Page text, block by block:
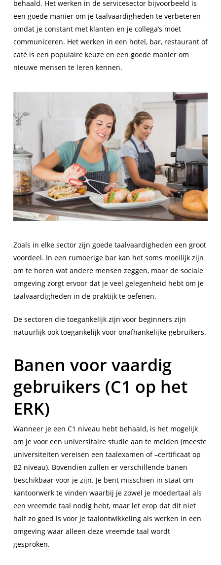
behaald. Het werken in de servicesector bijvoorbeeld is
een goede manier om je taalvaardigheden te verbeteren
omdat je constant met klanten en je collega’s moet
communiceren. Het werken in een hotel, bar, restaurant of
café is een populaire keuze en een goede manier om
nieuwe mensen te leren kennen.
Zoals in elke sector zijn goede taalvaardigheden een groot
voordeel. In een rumoerige bar kan het soms moeilijk zijn
om te horen wat andere mensen zeggen, maar de sociale
omgeving zorgt ervoor dat je veel gelegenheid hebt om je
taalvaardigheden in de praktijk te oefenen.
De sectoren die toegankelijk zijn voor beginners zijn
natuurlijk ook toegankelijk voor onafhankelijke gebruikers.
Banen voor vaardig
gebruikers (C1 op het
ERK)
Wanneer je een C1 niveau hebt behaald, is het mogelijk
om je voor een universitaire studie aan te melden (meeste
universiteiten vereisen een taalexamen of –certificaat op
B2 niveau). Bovendien zullen er verschillende banen
beschikbaar voor je zijn. Je bent misschien in staat om
kantoorwerk te vinden waarbij je zowel je moedertaal als
een vreemde taal nodig hebt, maar let erop dat dit niet
half zo goed is voor je taalontwikkeling als werken in een
omgeving waar alleen deze vreemde taal wordt
gesproken.